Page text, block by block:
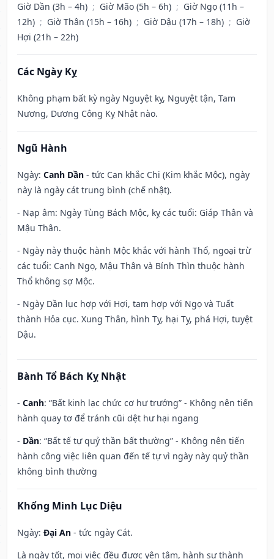
Giờ Dần (3h – 4h) ; Giờ Mão (5h – 6h) ; Giờ Ngọ (11h –
12h) ; Giờ Thân (15h – 16h) ; Giờ Dậu (17h – 18h) ; Giờ
Hợi (21h – 22h)
Các Ngày Kỵ
Không phạm bất kỳ ngày Nguyệt kỵ, Nguyệt tận, Tam
Nương, Dương Công Kỵ Nhật nào.
Ngũ Hành
Ngày: Canh Dần - tức Can khắc Chi (Kim khắc Mộc), ngày
này là ngày cát trung bình (chế nhật).
- Nạp âm: Ngày Tùng Bách Mộc, kỵ các tuổi: Giáp Thân và
Mậu Thân.
- Ngày này thuộc hành Mộc khắc với hành Thổ, ngoại trừ
các tuổi: Canh Ngọ, Mậu Thân và Bính Thìn thuộc hành
Thổ không sợ Mộc.
- Ngày Dần lục hợp với Hợi, tam hợp với Ngọ và Tuất
thành Hỏa cục. Xung Thân, hình Tỵ, hại Tỵ, phá Hợi, tuyệt
Dậu.
Bành Tổ Bách Kỵ Nhật
- Canh: “Bất kinh lạc chức cơ hư trướng” - Không nên tiến
hành quay tơ để tránh cũi dệt hư hại ngang
- Dần: “Bất tế tự quỷ thần bất thường” - Không nên tiến
hành công việc liên quan đến tế tự vì ngày này quỷ thần
không bình thường
Khổng Minh Lục Diệu
Ngày: Đại An - tức ngày Cát.
Là ngày tốt, mọi việc đều được yên tâm, hành sự thành